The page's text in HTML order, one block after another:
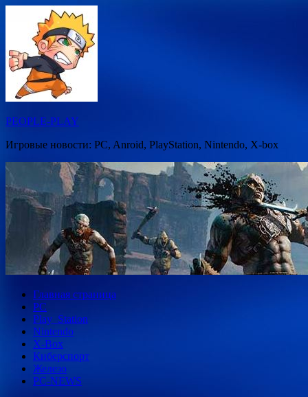
содержимому
PEOPLE-PLAY
Игровые новости: PC, Anroid, PlayStation, Nintendo, X-box
Главная страница
PC
Play_Station
Nintendo
X-Box
Киберспорт
Железо
PC-NEWS